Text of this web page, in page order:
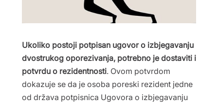
Ukoliko postoji potpisan ugovor o izbjegavanju
dvostrukog oporezivanja, potrebno je dostaviti i
potvrdu o rezidentnosti. Ovom potvrdom
dokazuje se da je osoba poreski rezident jedne
od država potpisnica Ugovora o izbjegavanju